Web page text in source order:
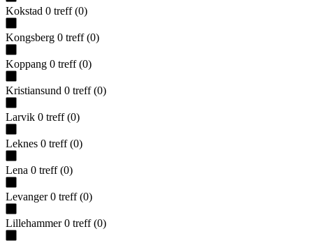
Kokstad 0 treff (0)
Kongsberg 0 treff (0)
Koppang 0 treff (0)
Kristiansund 0 treff (0)
Larvik 0 treff (0)
Leknes 0 treff (0)
Lena 0 treff (0)
Levanger 0 treff (0)
Lillehammer 0 treff (0)